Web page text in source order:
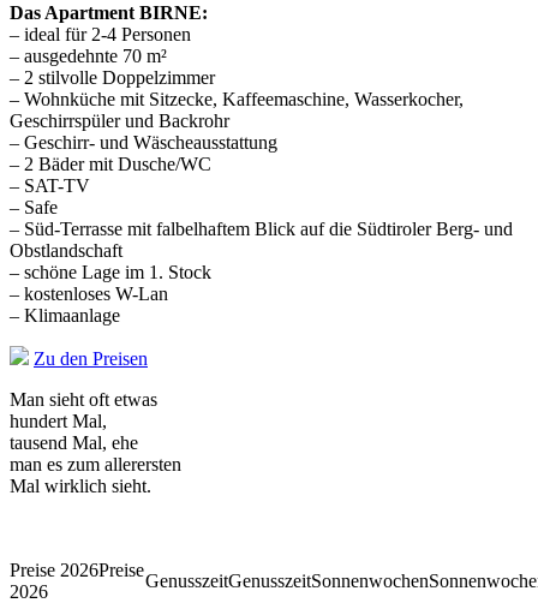
Das Apartment BIRNE:
– ideal für 2-4 Personen
– ausgedehnte 70 m²
– 2 stilvolle Doppelzimmer
– Wohnküche mit Sitzecke, Kaffeemaschine, Wasserkocher,
Geschirrspüler und Backrohr
– Geschirr- und Wäscheausstattung
– 2 Bäder mit Dusche/WC
– SAT-TV
– Safe
– Süd-Terrasse mit falbelhaftem Blick auf die Südtiroler Berg- und
Obstlandschaft
– schöne Lage im 1. Stock
– kostenloses W-Lan
– Klimaanlage
Zu den Preisen
Man sieht oft etwas
hundert Mal,
tausend Mal, ehe
man es zum allerersten
Mal wirklich sieht.
Preise
2026
Genusszeit